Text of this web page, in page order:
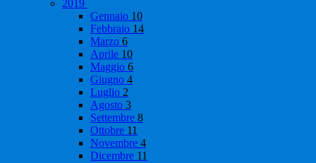
2019
Gennaio 10
Febbraio 14
Marzo 6
Aprile 10
Maggio 6
Giugno 4
Luglio 2
Agosto 3
Settembre 8
Ottobre 11
Novembre 4
Dicembre 11